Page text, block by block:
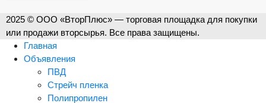
2025 © ООО «ВторПлюс» — торговая площадка для покупки
или продажи вторсырья. Все права защищены.
Главная
Объявления
ПВД
Стрейч пленка
Полипропилен